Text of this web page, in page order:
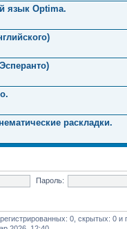
язык Optima.
раскладки.
Пароль:
0, скрытых: 0